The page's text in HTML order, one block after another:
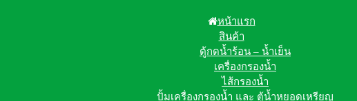
หน้าแรก
สินค้า
ตู้กดน้ำร้อน – น้ำเย็น
เครื่องกรองน้ำ
ไส้กรองน้ำ
ปั้มเครื่องกรองน้ำ และ ตู้น้ำหยอดเหรียญ